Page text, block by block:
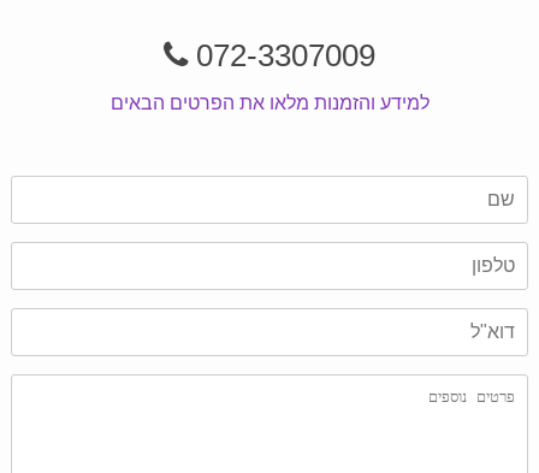
072-3307009
למידע והזמנות מלאו את הפרטים הבאים